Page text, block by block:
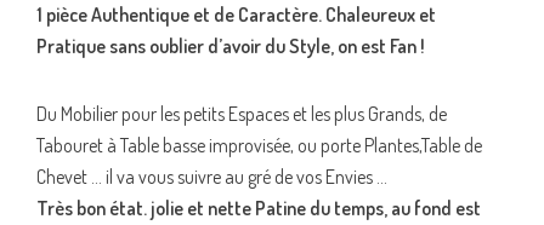
1 pièce Authentique et de Caractère. Chaleureux et
Pratique sans oublier d’avoir du Style, on est Fan !
Du Mobilier pour les petits Espaces et les plus Grands, de
Tabouret à Table basse improvisée, ou porte Plantes,Table de
Chevet … il va vous suivre au gré de vos Envies …
Très bon état. jolie et nette Patine du temps, au fond est